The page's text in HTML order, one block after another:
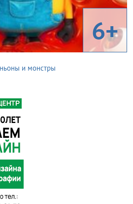
6+
и монстры